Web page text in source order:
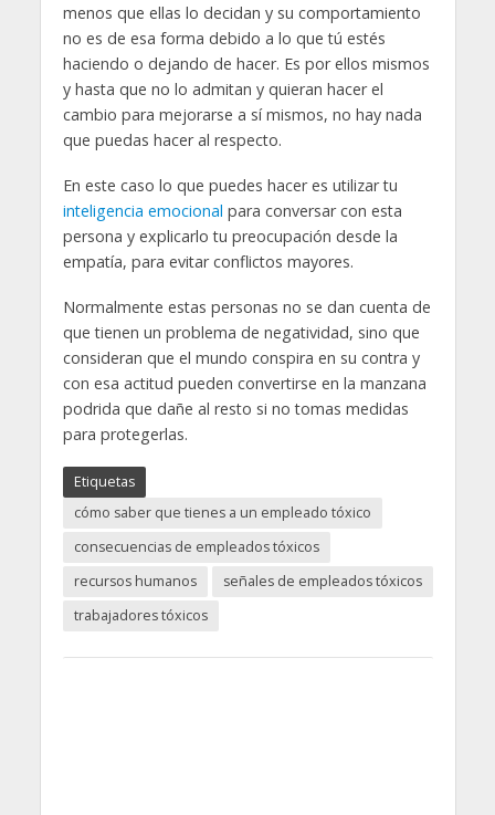
menos que ellas lo decidan y su comportamiento
no es de esa forma debido a lo que tú estés
haciendo o dejando de hacer. Es por ellos mismos
y hasta que no lo admitan y quieran hacer el
cambio para mejorarse a sí mismos, no hay nada
que puedas hacer al respecto.
En este caso lo que puedes hacer es utilizar tu
inteligencia emocional para conversar con esta
persona y explicarlo tu preocupación desde la
empatía, para evitar conflictos mayores.
Normalmente estas personas no se dan cuenta de
que tienen un problema de negatividad, sino que
consideran que el mundo conspira en su contra y
con esa actitud pueden convertirse en la manzana
podrida que dañe al resto si no tomas medidas
para protegerlas.
Etiquetas
cómo saber que tienes a un empleado tóxico
consecuencias de empleados tóxicos
recursos humanos
señales de empleados tóxicos
trabajadores tóxicos